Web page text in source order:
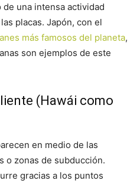
una intensa actividad
placas. Japón, con el
más famosos del planeta,
son ejemplos de este
(Hawái como
en medio de las
o zonas de subducción.
gracias a los puntos